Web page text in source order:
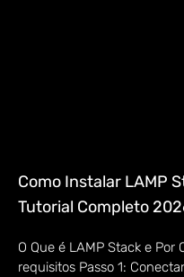
Como Instalar LAMP
Tutorial Completo
O Que é LAMP Stack e Por
requisitos Passo 1: